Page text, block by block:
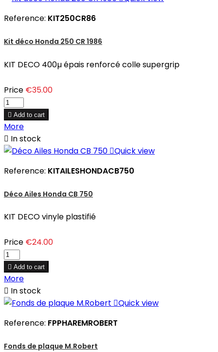
Reference: KIT250CR86
Kit déco Honda 250 CR 1986
KIT DECO 400µ épais renforcé colle supergrip
Price €35.00
 Add to cart
More
 In stock
Quick view
Reference: KITAILESHONDACB750
Déco Ailes Honda CB 750
KIT DECO vinyle plastifié
Price €24.00
 Add to cart
More
 In stock
Quick view
Reference: FPPHAREMROBERT
Fonds de plaque M.Robert